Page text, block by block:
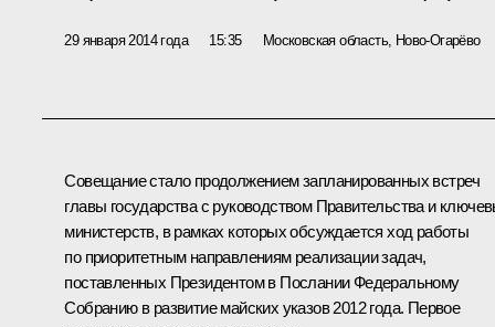
29 января 2014 года 15:35 Московская область, Ново-Огарёво
Совещание стало продолжением запланированных встреч
главы государства с руководством Правительства и
министерств, в рамках которых обсуждается ход работы
по приоритетным направлениям реализации задач,
поставленных Президентом в ПосланииФедеральному
Собранию в развитие майских указов 2012 года. Первое